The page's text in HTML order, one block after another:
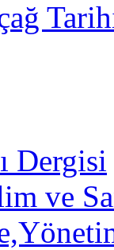
Dergisi
ve